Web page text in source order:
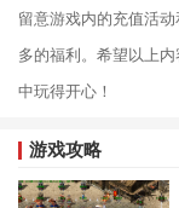
留意游戏内的充值活
多的福利。希望以上
中玩得开心！
游戏攻略